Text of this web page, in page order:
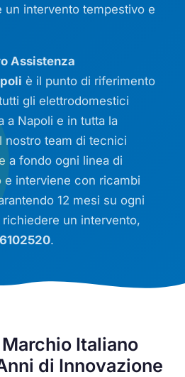
un intervento tempestivo e
Assistenza
è il punto di riferimento
gli elettrodomestici
a Napoli e in tutta la
nostro team di tecnici
a fondo ogni linea di
e interviene con ricambi
12 mesi su ogni
un intervento,
.
Italiano
di Innovazione